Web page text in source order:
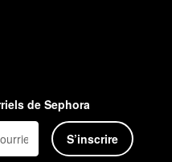
de Sephora
S’inscrire